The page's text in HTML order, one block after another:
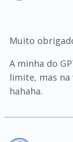
Muito
A minha do
limite, mas
hahaha.